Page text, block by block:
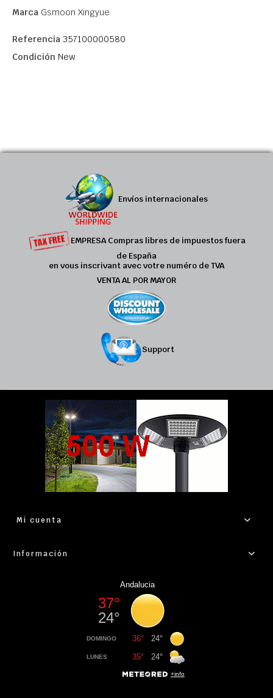
Marca Gsmoon Xingyue
Referencia 357100000580
Condición New
Envíos internacionales
EMPRESA Compras libres de impuestos fuera
de España
en vous inscrivant avec votre numéro de TVA
VENTA AL POR MAYOR
Support
Mi cuenta
Información